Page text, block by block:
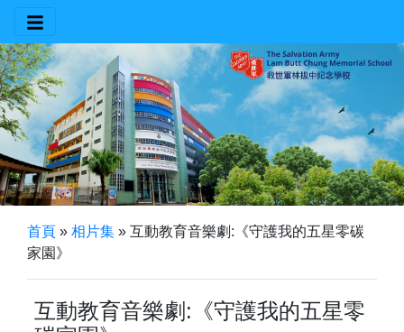
首頁 » 相片集 » 互動教育音樂劇:《守護我的五星零碳
家園》
互動教育音樂劇:《守護我的五星零